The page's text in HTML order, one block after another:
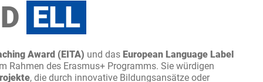
ELL
Award (EITA) und das European Language Label
Rahmen des Erasmus+ Programms. Sie würdigen
, die durch innovative Bildungsansätze oder